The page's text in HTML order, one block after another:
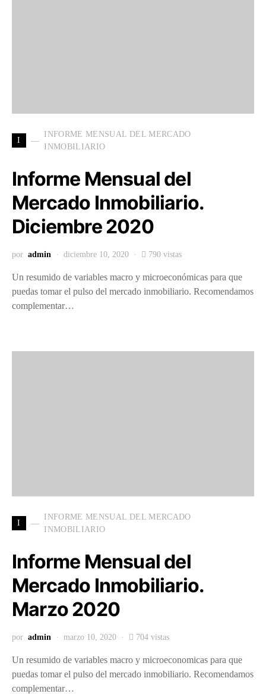
I
INFORME MENSUAL DEL MERCADO
INMOBILIARIO
Informe Mensual del
Mercado Inmobiliario.
Diciembre 2020
por admin diciembre 10, 2020 790 vistas
Un resumido de variables macro y microeconómicas para que
puedas tomar el pulso del mercado inmobiliario. Recomendamos
complementar…
I
INFORME MENSUAL DEL MERCADO
INMOBILIARIO
Informe Mensual del
Mercado Inmobiliario.
Marzo 2020
por admin marzo 10, 2020 704 vistas
Un resumido de variables macro y microeconomicas para que
puedas tomar el pulso del mercado inmobiliario. Recomendamos
complementar…